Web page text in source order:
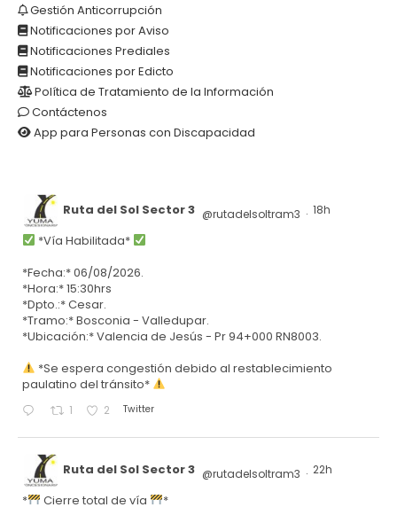
Gestión Anticorrupción
Notificaciones por Aviso
Notificaciones Prediales
Notificaciones por Edicto
Política de Tratamiento de la Información
Contáctenos
App para Personas con Discapacidad
Ruta del Sol Sector 3 @rutadelsoltram3 · 18h
*Vía Habilitada*
*Fecha:* 06/08/2026.
*Hora:* 15:30hrs
*Dpto.:* Cesar.
*Tramo:* Bosconia - Valledupar.
*Ubicación:* Valencia de Jesús - Pr 94+000 RN8003.
*Se espera congestión debido al restablecimiento
paulatino del tránsito*
1 2 Twitter
Ruta del Sol Sector 3 @rutadelsoltram3 · 22h
* Cierre total de vía
*